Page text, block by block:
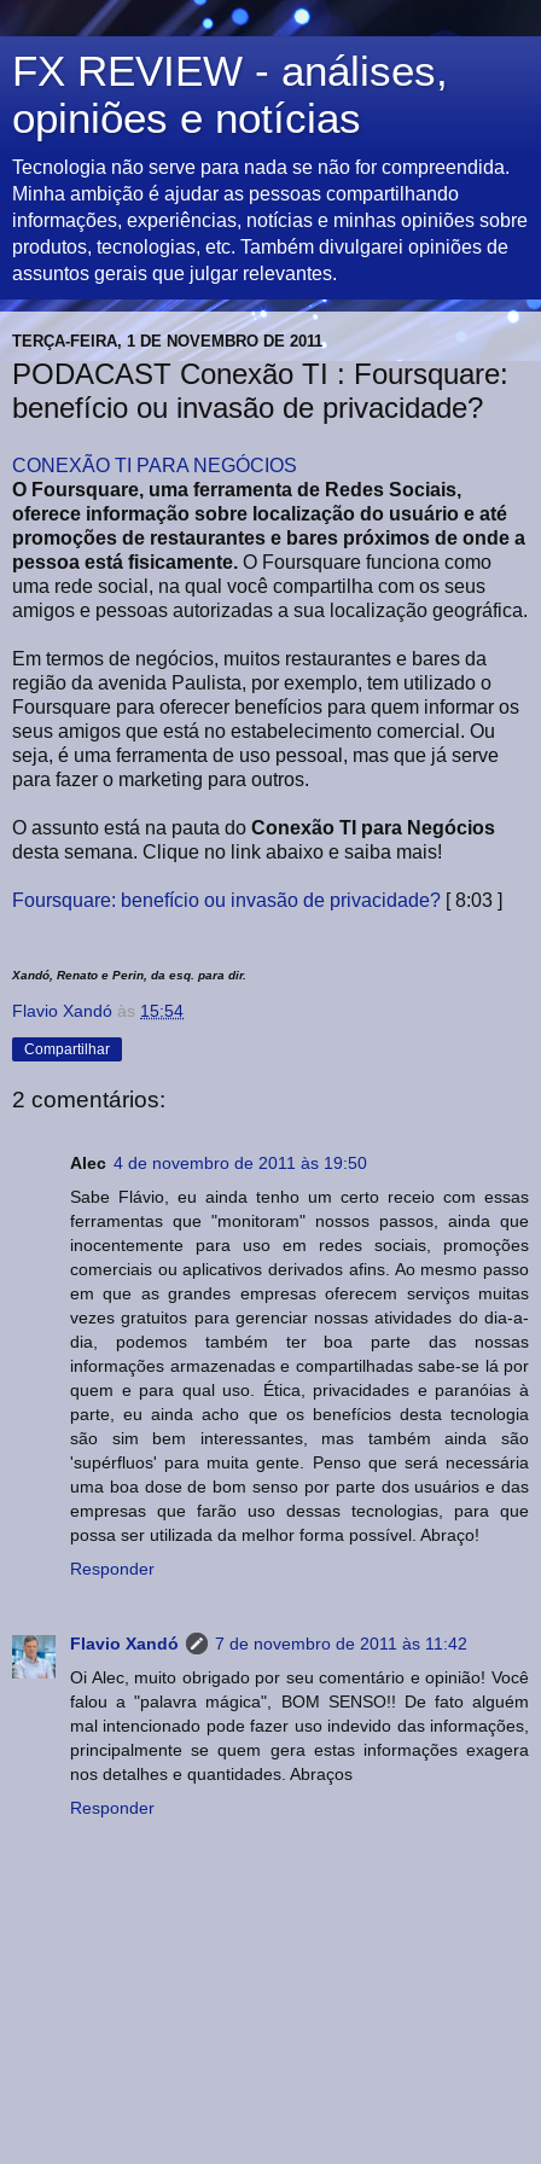
FX REVIEW - análises,
opiniões e notícias
Tecnologia não serve para nada se não for compreendida.
Minha ambição é ajudar as pessoas compartilhando
informações, experiências, notícias e minhas opiniões sobre
produtos, tecnologias, etc. Também divulgarei opiniões de
assuntos gerais que julgar relevantes.
TERÇA-FEIRA, 1 DE NOVEMBRO DE 2011
PODACAST Conexão TI : Foursquare:
benefício ou invasão de privacidade?
CONEXÃO TI PARA NEGÓCIOS
O Foursquare, uma ferramenta de Redes Sociais,
oferece informação sobre localização do usuário e até
promoções de restaurantes e bares próximos de onde a
pessoa está fisicamente. O Foursquare funciona como
uma rede social, na qual você compartilha com os seus
amigos e pessoas autorizadas a sua localização geográfica.
Em termos de negócios, muitos restaurantes e bares da
região da avenida Paulista, por exemplo, tem utilizado o
Foursquare para oferecer benefícios para quem informar os
seus amigos que está no estabelecimento comercial. Ou
seja, é uma ferramenta de uso pessoal, mas que já serve
para fazer o marketing para outros.
O assunto está na pauta do Conexão TI para Negócios
desta semana. Clique no link abaixo e saiba mais!
Foursquare: benefício ou invasão de privacidade? [ 8:03 ]
Xandó, Renato e Perin, da esq. para dir.
Flavio Xandó às 15:54
Compartilhar
2 comentários:
Alec 4 de novembro de 2011 às 19:50
Sabe Flávio, eu ainda tenho um certo receio com essas
ferramentas que "monitoram" nossos passos, ainda que
inocentemente para uso em redes sociais, promoções
comerciais ou aplicativos derivados afins. Ao mesmo passo
em que as grandes empresas oferecem serviços muitas
vezes gratuitos para gerenciar nossas atividades do dia-a-
dia, podemos também ter boa parte das nossas
informações armazenadas e compartilhadas sabe-se lá por
quem e para qual uso. Ética, privacidades e paranóias à
parte, eu ainda acho que os benefícios desta tecnologia
são sim bem interessantes, mas também ainda são
'supérfluos' para muita gente. Penso que será necessária
uma boa dose de bom senso por parte dos usuários e das
empresas que farão uso dessas tecnologias, para que
possa ser utilizada da melhor forma possível. Abraço!
Responder
Flavio Xandó
7 de novembro de 2011 às 11:42
Oi Alec, muito obrigado por seu comentário e opinião! Você
falou a "palavra mágica", BOM SENSO!! De fato alguém
mal intencionado pode fazer uso indevido das informações,
principalmente se quem gera estas informações exagera
nos detalhes e quantidades. Abraços
Responder